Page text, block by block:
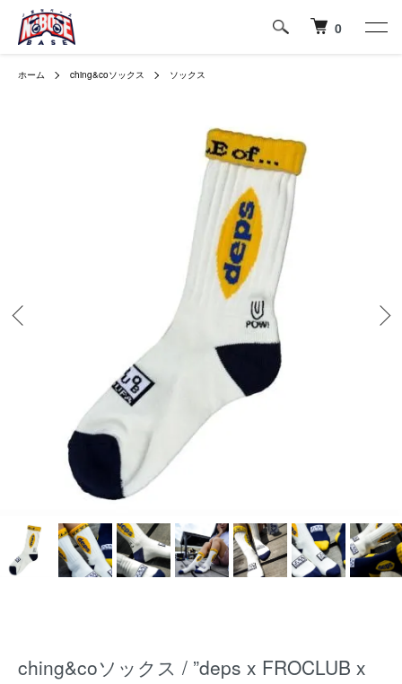
0
ホーム ching&coソックス ソックス
ching&coソックス / ”deps x FROCLUB x